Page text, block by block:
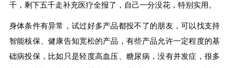
千，剩下五千走补充医疗全报了，自己一分没花，特别实用。
身体条件有异常，试过好多产品都投不了的朋友，可以找支持
智能核保、健康告知宽松的产品，有些产品允许一定程度的基
础病投保，比如只是轻度高血压、糖尿病，没有并发症，很多